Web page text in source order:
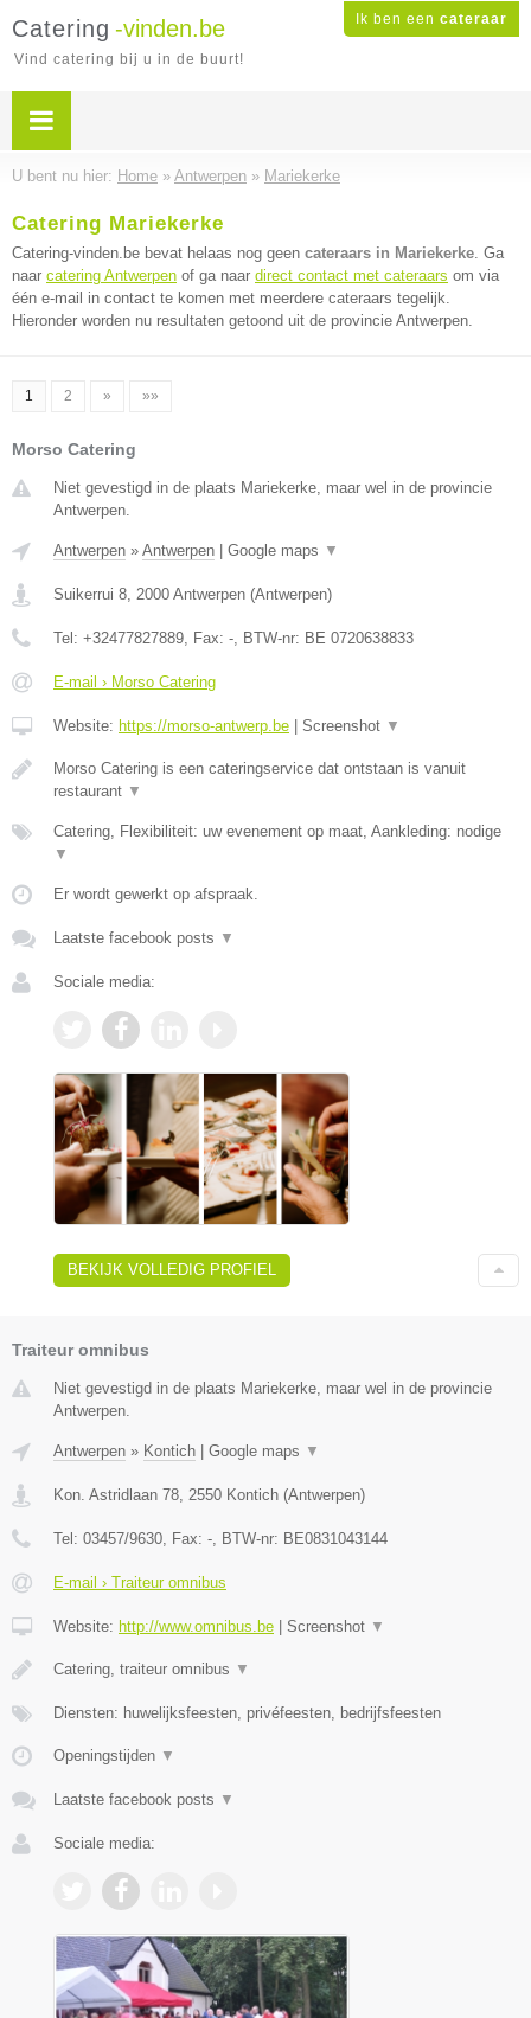
Ik ben een cateraar
Catering -vinden.be
Vind catering bij u in de buurt!
U bent nu hier: Home » Antwerpen » Mariekerke
Catering Mariekerke
Catering-vinden.be bevat helaas nog geen cateraars in Mariekerke. Ga
naar catering Antwerpen of ga naar direct contact met cateraars om via
één e-mail in contact te komen met meerdere cateraars tegelijk.
Hieronder worden nu resultaten getoond uit de provincie Antwerpen.
1 2 » »»
Morso Catering
Niet gevestigd in de plaats Mariekerke, maar wel in de provincie
Antwerpen.
Antwerpen » Antwerpen Google maps ▼
Suikerrui 8, 2000 Antwerpen (Antwerpen)
Tel: +32477827889, Fax: -, BTW-nr: BE 0720638833
E-mail › Morso Catering
Website: https://morso-antwerp.be Screenshot ▼
Morso Catering is een cateringservice dat ontstaan is vanuit
restaurant ▼
Catering, Flexibiliteit: uw evenement op maat, Aankleding: nodige
▼
Er wordt gewerkt op afspraak.
Laatste facebook posts ▼
Sociale media:
BEKIJK VOLLEDIG PROFIEL
Traiteur omnibus
Niet gevestigd in de plaats Mariekerke, maar wel in de provincie
Antwerpen.
Antwerpen » Kontich Google maps ▼
Kon. Astridlaan 78 2550 Kontich (Antwerpen)
Tel: 03457/9630 , Fax: - , BTW-nr: BE0831043144
E-mail › Traiteur omnibus
Website: http://www.omnibus.be Screenshot ▼
Catering, traiteur omnibus ▼
Diensten: huwelijksfeesten, privéfeesten, bedrijfsfeesten
Openingstijden ▼
Laatste facebook posts ▼
Sociale media: